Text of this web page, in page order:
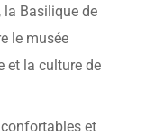
la Basilique de
le musée
et la culture de
et